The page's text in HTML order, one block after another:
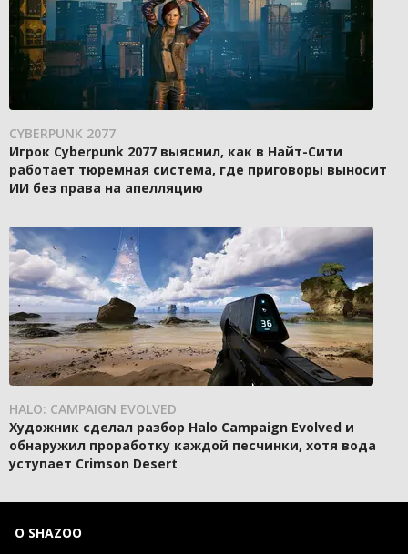
CYBERPUNK 2077
Игрок Cyberpunk 2077 выяснил, как в Найт-Сити
работает тюремная система, где приговоры выносит
ИИ без права на апелляцию
HALO: CAMPAIGN EVOLVED
Художник сделал разбор Halo Campaign Evolved и
обнаружил проработку каждой песчинки, хотя вода
уступает Crimson Desert
О SHAZOO